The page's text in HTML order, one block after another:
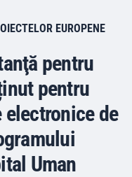
EUROPENE
pentru
pentru
de
Uman